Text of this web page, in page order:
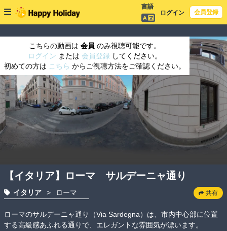
言語
ログイン
会員登録
こちらの動画は 会員 のみ視聴可能です。
ログイン または 会員登録 してください。
初めての方は こちら からご視聴方法をご確認ください。
【イタリア】ローマ サルデーニャ通り
イタリア > ローマ 共有
ローマのサルデーニャ通り（Via Sardegna）は、市内中心部に位置
する高級感あふれる通りで、エレガントな雰囲気が漂います。